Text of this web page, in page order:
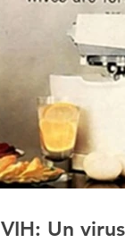
VIH: Un